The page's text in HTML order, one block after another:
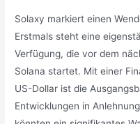
Solaxy markiert einen
Erstmals steht eine
Verfügung, die vor dem
Solana startet. Mit einer
US-Dollar ist die
Entwicklungen in